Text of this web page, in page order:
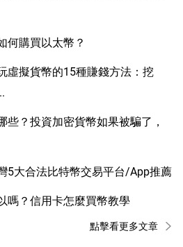
何購買以太幣？
虛擬貨幣的15種賺錢方法：挖
些？投資加密貨幣如果被騙了，
5大合法比特幣交易平台/App推薦
嗎？信用卡怎麼買幣教學
點擊看更多文章